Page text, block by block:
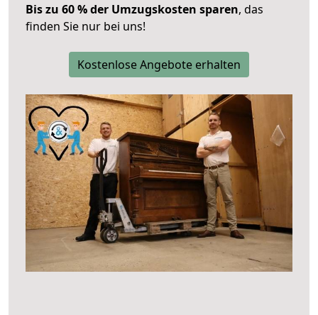
Bis zu 60 % der Umzugskosten sparen, das
finden Sie nur bei uns!
Kostenlose Angebote erhalten